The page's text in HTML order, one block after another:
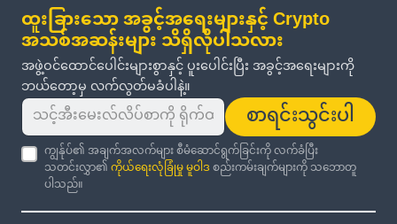
ထူးခြားသော အခွင့်အရေးများနှင့် Crypto
အသစ်အဆန်းများ သိရှိလိုပါသလား
အဖွဲ့ဝင်ထောင်ပေါင်းများစွာနှင့် ပူးပေါင်းပြီး အခွင့်အရေးများကို
ဘယ်တော့မှ လက်လွတ်မခံပါနဲ့။
စာရင်းသွင်းပါ
ကျွန်ုပ်၏ အချက်အလက်များ စီမံဆောင်ရွက်ခြင်းကို လက်ခံပြီး
သတင်းလွှာ၏ကိုယ်ရေးလုံခြုံမှု မူဝါဒစည်းကမ်းချက်များကို သဘောတူ
ပါသည်။